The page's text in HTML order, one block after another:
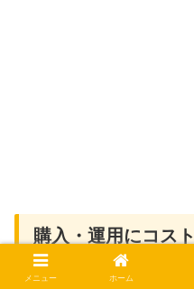
購入・運用にコス
メニュー ホーム